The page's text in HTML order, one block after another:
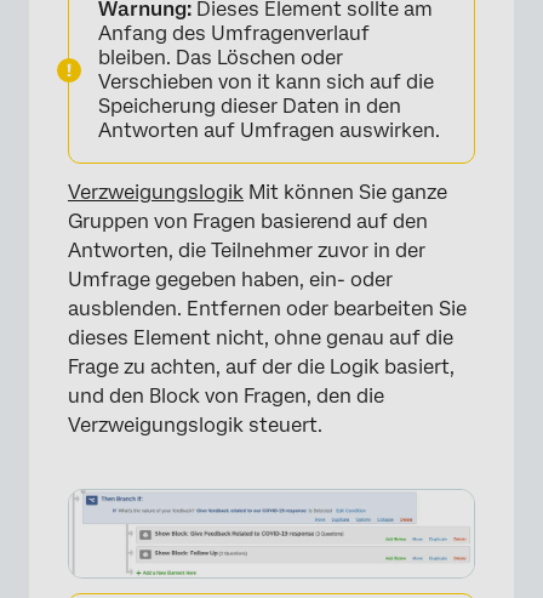
Warnung: Dieses Element sollte am
Anfang des Umfragenverlauf
bleiben. Das Löschen oder
Verschieben von it kann sich auf die
Speicherung dieser Daten in den
Antworten auf Umfragen auswirken.
Verzweigungslogik Mit können Sie ganze
Gruppen von Fragen basierend auf den
Antworten, die Teilnehmer zuvor in der
Umfrage gegeben haben, ein- oder
ausblenden. Entfernen oder bearbeiten Sie
dieses Element nicht, ohne genau auf die
Frage zu achten, auf der die Logik basiert,
und den Block von Fragen, den die
Verzweigungslogik steuert.